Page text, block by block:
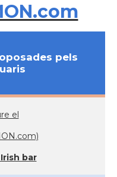
pels
el
bar